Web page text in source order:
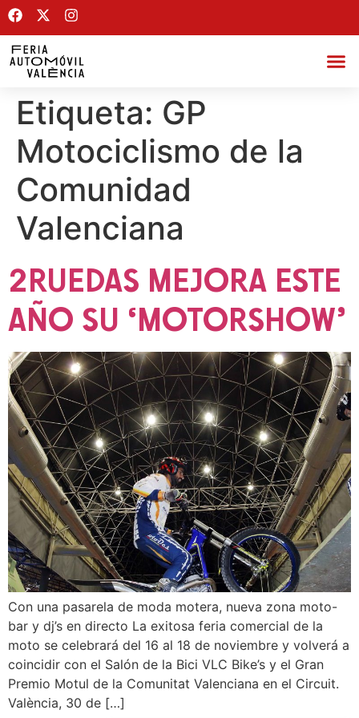
Etiqueta: GP
Motociclismo de la
Comunidad
Valenciana
2RUEDAS MEJORA ESTE
AÑO SU ‘MOTORSHOW’
Con una pasarela de moda motera, nueva zona moto-
bar y dj’s en directo La exitosa feria comercial de la
moto se celebrará del 16 al 18 de noviembre y volverá a
coincidir con el Salón de la Bici VLC Bike’s y el Gran
Premio Motul de la Comunitat Valenciana en el Circuit.
València, 30 de […]